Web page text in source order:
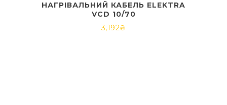
НАГРІВАЛЬНИЙ КАБЕЛЬ ELEKTRA
VCD 10/70
3,192₴